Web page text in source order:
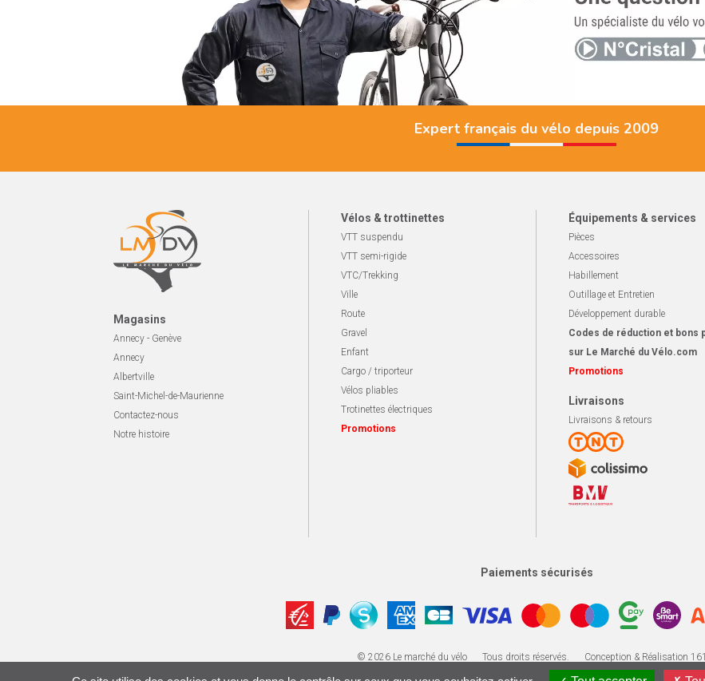
Expert français du vélo depuis 2009
Magasins
Annecy - Genève
Annecy
Albertville
Saint-Michel-de-Maurienne
Contactez-nous
Notre histoire
Vélos & trottinettes
VTT suspendu
VTT semi-rigide
VTC/Trekking
Ville
Route
Gravel
Enfant
Cargo / triporteur
Vélos pliables
Trotinettes électriques
Promotions
Équipements & services
Pièces
Accessoires
Habillement
Outillage et Entretien
Développement durable
Codes de réduction et bons
sur Le Marché du Vélo.com
Promotions
Livraisons
Livraisons & retours
Paiements sécurisés
© 2026 Le marché du vélo Tous droits réservés. Apotekisto, solution ecommerce
Conception & Réalisation